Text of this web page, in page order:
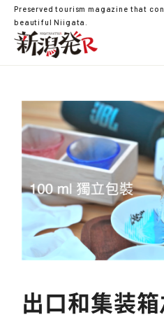
Preserved tourism magazine that
beautiful Niigata.
出口和集装